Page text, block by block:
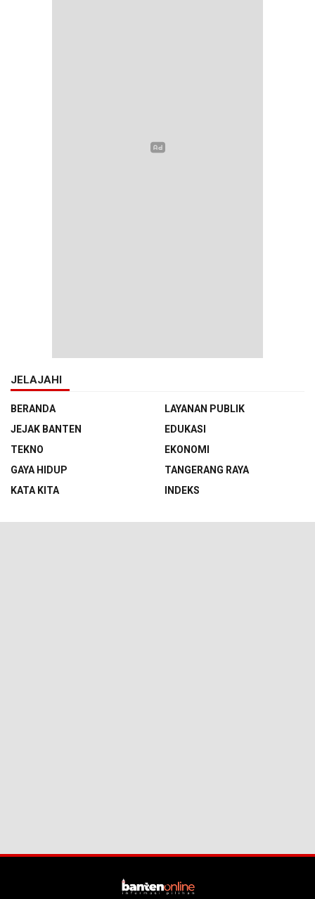
JELAJAHI
BERANDA
LAYANAN PUBLIK
JEJAK BANTEN
EDUKASI
TEKNO
EKONOMI
GAYA HIDUP
TANGERANG RAYA
KATA KITA
INDEKS